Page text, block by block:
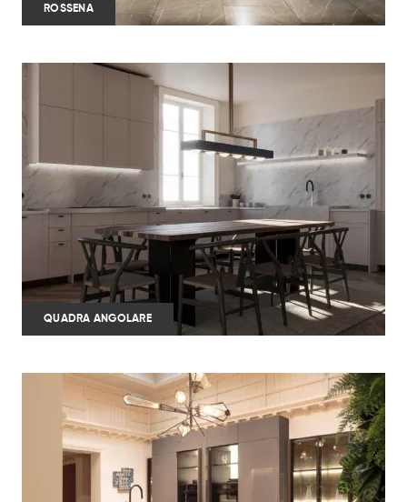
ROSSENA
QUADRA ANGOLARE